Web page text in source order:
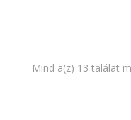
Mind a(z) 13 találat